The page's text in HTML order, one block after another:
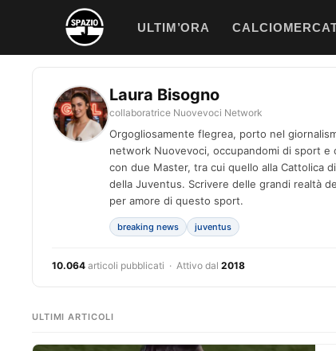
contenuto
ULTIM’ORA
Laura Bisogno
collaboratrice Nuovevoci Network
Orgogliosamente flegrea, porto nel
network Nuovevoci, occupandomi di sport e
con due Master, tra cui quello alla Cattolica
della Juventus. Scrivere delle grandi realtà
per amore di questo sport.
breaking news juventus
10.064 articoli pubblicati · Attivo dal 2018
ULTIMI ARTICOLI